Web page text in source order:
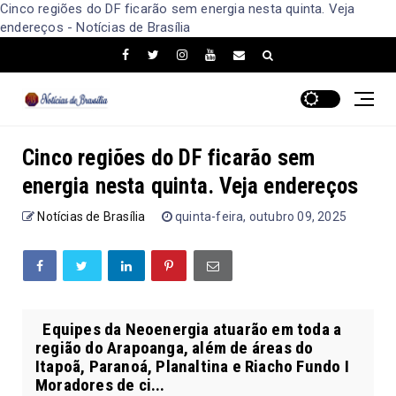
Cinco regiões do DF ficarão sem energia nesta quinta. Veja
endereços - Notícias de Brasília
Cinco regiões do DF ficarão sem
energia nesta quinta. Veja endereços
Notícias de Brasília quinta-feira, outubro 09, 2025
Equipes da Neoenergia atuarão em toda a
região do Arapoanga, além de áreas do
Itapoã, Paranoá, Planaltina e Riacho Fundo I
Moradores de ci...